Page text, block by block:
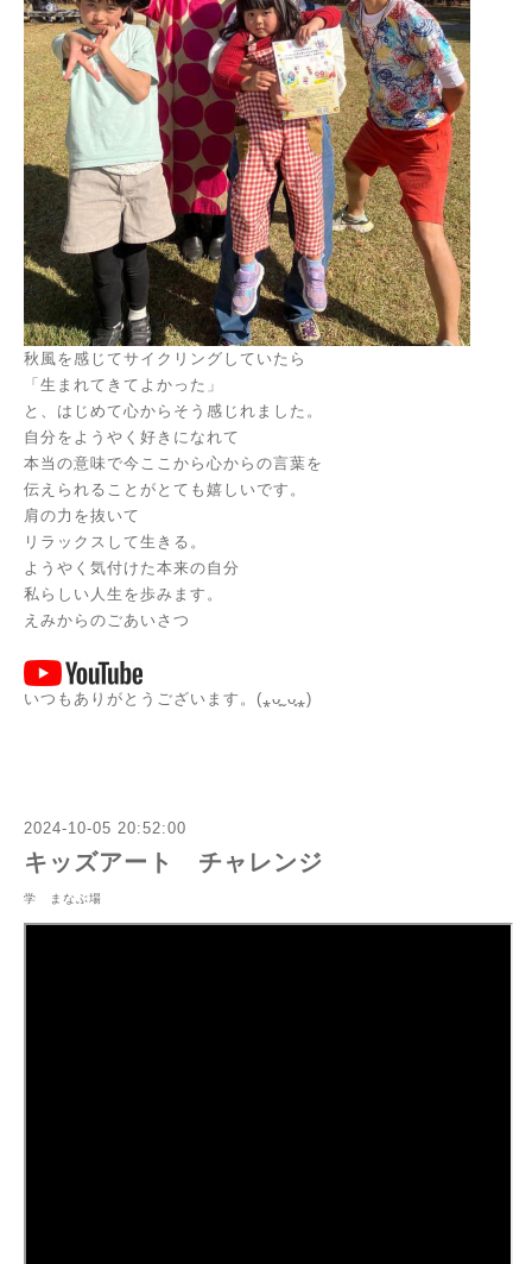
秋風を感じてサイクリングしていたら
「生まれてきてよかった」
と、はじめて心からそう感じれました。
自分をようやく好きになれて
本当の意味で今ここから心からの言葉を
伝えられることがとても嬉しいです。
肩の力を抜いて
リラックスして生きる。
ようやく気付けた本来の自分
私らしい人生を歩みます。
えみからのごあいさつ
いつもありがとうございます。(⁎ᴗ͈ˬᴗ͈⁎)
2024-10-05 20:52:00
キッズアート チャレンジ
学 まなぶ場